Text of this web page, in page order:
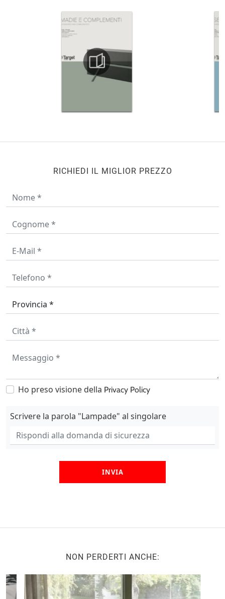
RICHIEDI IL MIGLIOR PREZZO
Ho preso visione della Privacy Policy
Scrivere la parola "Lampade" al singolare
INVIA
NON PERDERTI ANCHE: